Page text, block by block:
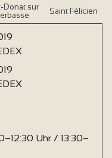
Donat sur
Saint Félicien
Uhr / 13:30–